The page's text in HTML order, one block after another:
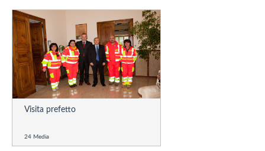
Visita prefetto
24 Media